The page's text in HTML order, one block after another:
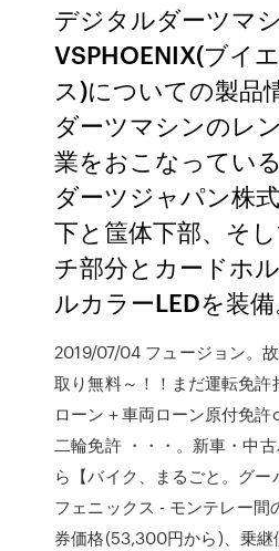
デジタルダーツマシ
VSPHOENIX(ブイ
ス)についての製品
ダーツマシンのレ
業をおこなってい
ダーツジャパン株
下と筺体下部、そ
チ部分とカードホ
ルカラーLEDを装備
2019/07/04 フュージョン。
取り無料～！！まだ運転免
ローン＋車両ローン原付免
二輪免許 ・・・。新車・中
ら【バイク、まるごと。グー
フェニックス - モンテレー間
券価格(53,300円から)、乗継